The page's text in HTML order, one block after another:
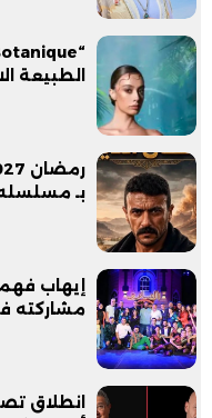
الطبيعة
بـ
إيهاب
مشاركته
انطلاق